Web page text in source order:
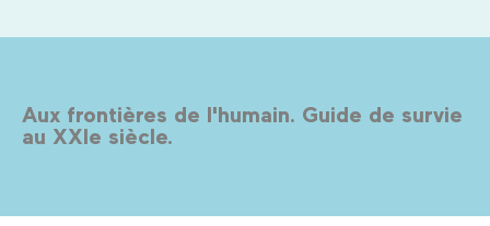
Aux frontières de l'humain. Guide de survie
au XXIe siècle.